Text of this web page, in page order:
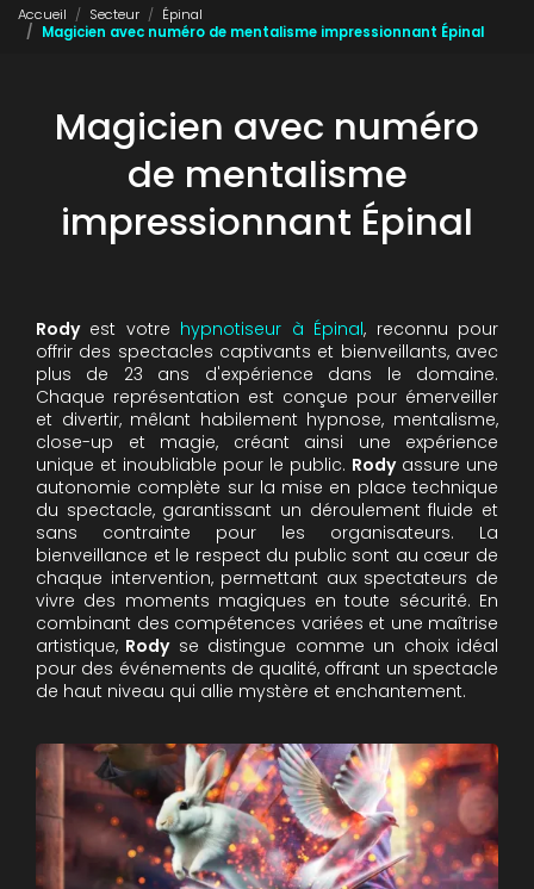
Accueil Secteur
Épinal
Magicien avec numéro de mentalisme impressionnant Épinal
Magicien avec numéro
de mentalisme
impressionnant Épinal
Rodyest votre hypnotiseur à Épinal, reconnu pour
offrir des spectacles captivants et bienveillants, avec
plus de 23 ans d'expérience dans le domaine.
Chaque représentation est conçue pour émerveiller
et divertir, mêlant habilement hypnose, mentalisme,
close-up et magie, créant ainsi une expérience
unique et inoubliable pour le public. Rodyassure une
autonomie complète sur la mise en place technique
du spectacle, garantissant un déroulement fluide et
sans contrainte pour les organisateurs. La
bienveillance et le respect du public sont au cœur de
chaque intervention, permettant aux spectateurs de
vivre des moments magiques en toute sécurité. En
combinant des compétences variées et une maîtrise
artistique, Rodyse distingue comme un choix idéal
pour des événements de qualité, offrant un spectacle
de haut niveau qui allie mystère et enchantement.